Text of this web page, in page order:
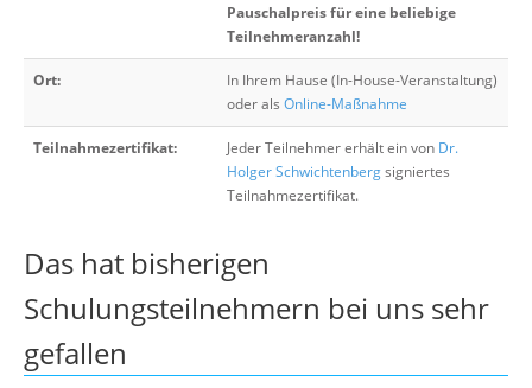
Pauschalpreis für eine beliebige
Teilnehmeranzahl!
Ort:
In Ihrem Hause (In-House-Veranstaltung)
oder als Online-Maßnahme
Teilnahmezertifikat: Jeder Teilnehmer erhält ein von Dr.
Holger Schwichtenbergsigniertes
Teilnahmezertifikat.
Das hat bisherigen
Schulungsteilnehmern bei uns sehr
gefallen